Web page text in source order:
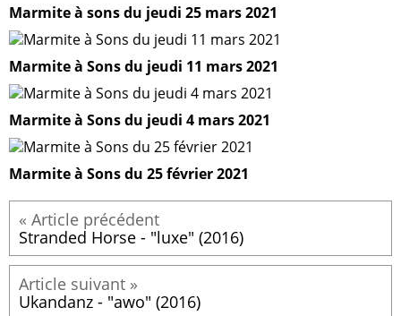
Marmite à sons du jeudi 25 mars 2021
Marmite à Sons du jeudi 11 mars 2021
Marmite à Sons du jeudi 4 mars 2021
Marmite à Sons du 25 février 2021
Stranded Horse - "luxe" (2016)
Ukandanz - "awo" (2016)